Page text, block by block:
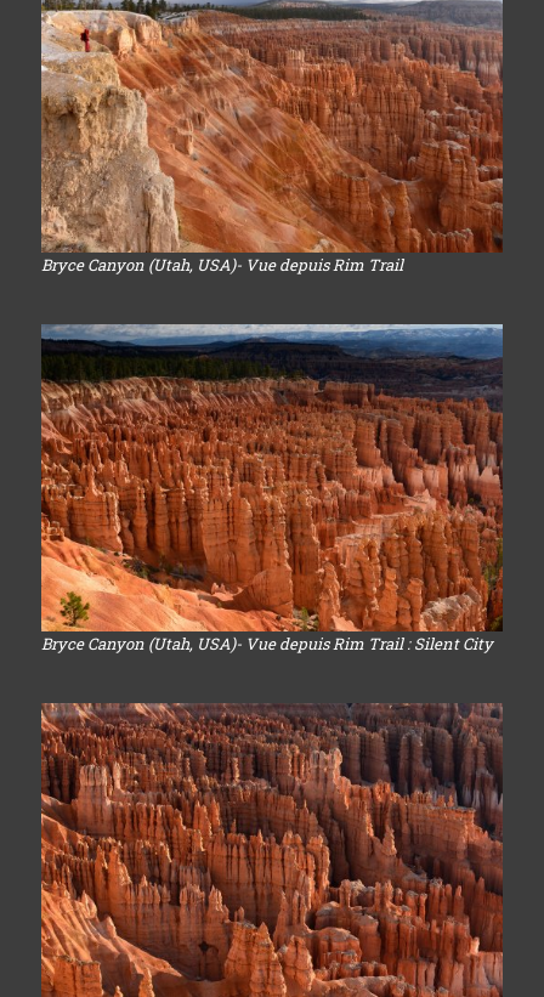
Bryce Canyon (Utah, USA)- Vue depuis Rim Trail
Bryce Canyon (Utah, USA)- Vue depuis Rim Trail : Silent City